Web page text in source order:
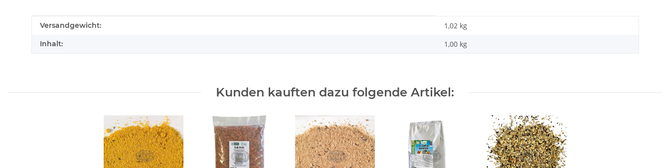
Produkteigenschaft
Wert
Versandgewicht: 1,02 kg
Inhalt: 1,00 kg
Kunden kauften dazu folgende Artikel: